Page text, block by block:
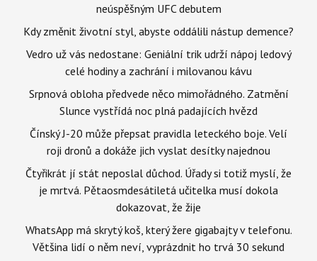
neúspěšným UFC debutem
Kdy změnit životní styl, abyste oddálili nástup demence?
Vedro už vás nedostane: Geniální trik udrží nápoj ledový
celé hodiny a zachrání i milovanou kávu
Srpnová obloha předvede něco mimořádného. Zatmění
Slunce vystřídá noc plná padajících hvězd
Čínský J-20 může přepsat pravidla leteckého boje. Velí
roji dronů a dokáže jich vyslat desítky najednou
Čtyřikrát jí stát neposlal důchod. Úřady si totiž myslí, že
je mrtvá. Pětaosmdesátiletá učitelka musí dokola
dokazovat, že žije
WhatsApp má skrytý koš, který žere gigabajty v telefonu.
Většina lidí o něm neví, vyprázdnit ho trvá 30 sekund